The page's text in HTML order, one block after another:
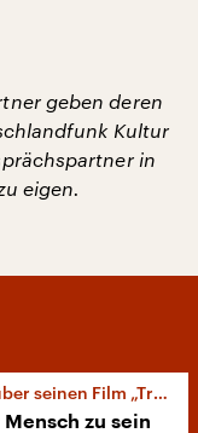
geben deren
Kultur
in
eigen.
Film „Transit“
zu sein